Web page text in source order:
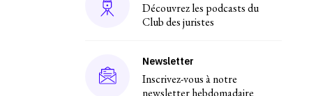
Découvrez les podcasts du
Club des juristes
Newsletter
Inscrivez-vous à notre
newsletter hebdomadaire